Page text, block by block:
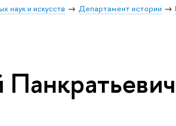
наук и искусств Департамент истории